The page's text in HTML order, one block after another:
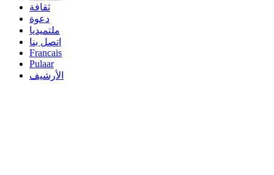
ثقافة
دعوة
ملتميديا
اتصل بنا
Francais
Pulaar
الأرشيف